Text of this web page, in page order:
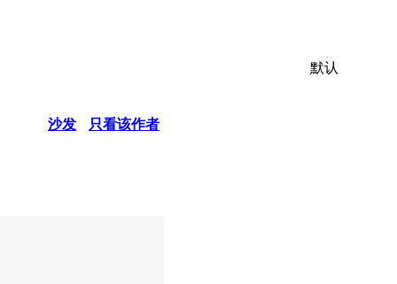
默认
沙发 只看该作者